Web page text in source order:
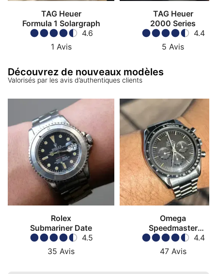
TAG Heuer
Formula 1 Solargraph
4.6
1 Avis
TAG Heuer
2000 Series
4.4
5 Avis
Découvrez de nouveaux modèles
Valorisés par les avis d’authentiques clients
Rolex
Submariner Date
4.5
35 Avis
Omega
Speedmaster
Moonwatch4.4
47 Avis